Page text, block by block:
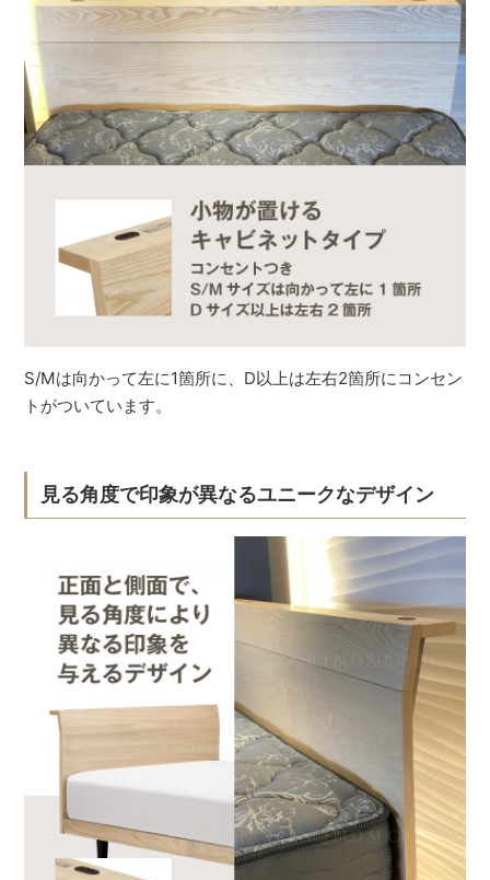
S/Mは向かって左に1箇所に、D以上は左右2箇所にコンセン
トがついています。
見る角度で印象が異なるユニークなデザイン